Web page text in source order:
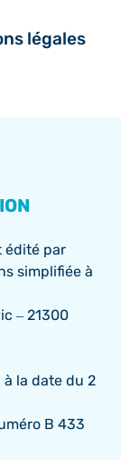
légales
édité par
simplifiée à
– 21300
à la date du 2
B 433